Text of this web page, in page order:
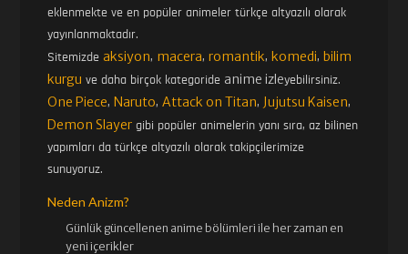
eklenmekte ve en popüler animeler türkçe altyazılı olarak
yayınlanmaktadır.
Sitemizdeaksiyon, macera,romantik, komedi, bilim
kurgu ve daha birçok kategoride anime izleyebilirsiniz.
One Piece, Naruto,Attack on Titan, Jujutsu Kaisen,
Demon Slayer gibi popüler animelerin yanı sıra, az bilinen
yapımları da türkçe altyazılı olarak takipçilerimize
sunuyoruz.
Neden Anizm?
Günlük güncellenen anime bölümleri ile her zaman en
yeni içerikler